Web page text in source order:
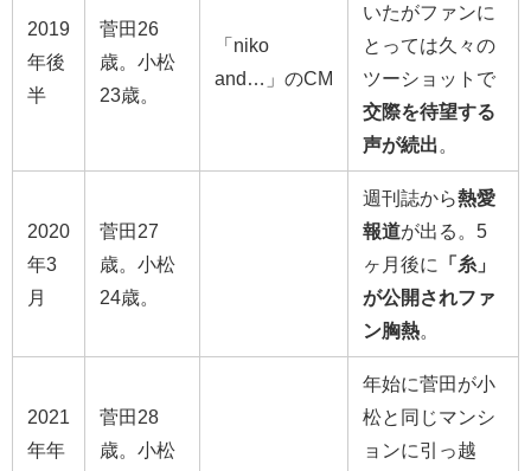
2019
年後
半
菅田26
歳。小松
23歳。
「 niko
and…」のCM
いたがファンに
とっては久々の
ツーショットで
交際を待望する
声が続出
2020
年3
月
菅田27
歳。小松
24歳。
週刊誌から熱愛
報道が出る。5
ヶ月後に
「糸」
が公開されファ
ン胸熱
2021
年年
菅田28
歳。小松
年始に菅田が小
松と同じマンシ
ョンに引っ越